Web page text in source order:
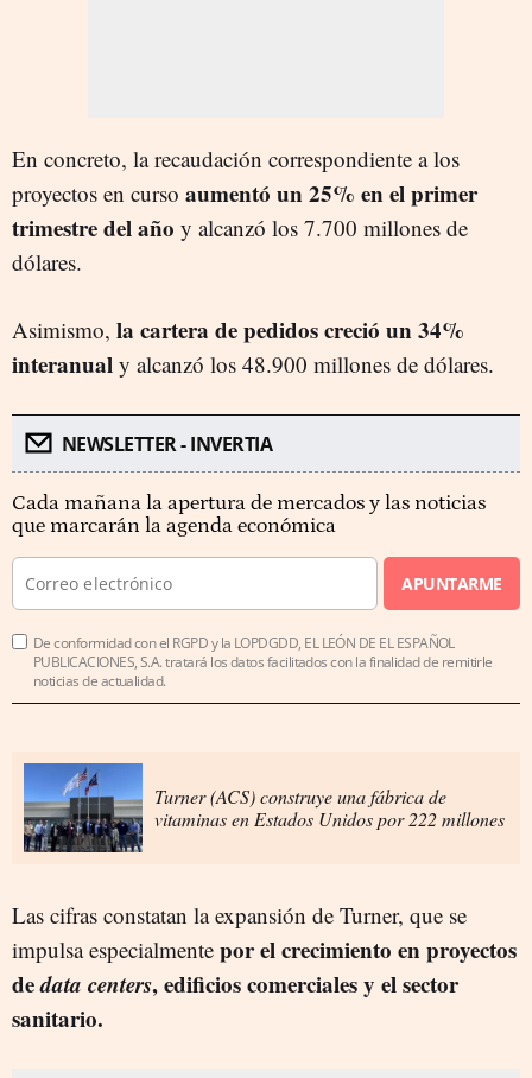
En concreto, la recaudación correspondiente a los
proyectos en curso aumentó un 25% en el primer
trimestre del año y alcanzó los 7.700 millones de
dólares.
Asimismo, la cartera de pedidos creció un 34%
interanual y alcanzó los 48.900 millones de dólares.
NEWSLETTER - INVERTIA
Cada mañana la apertura de mercados y las noticias
que marcarán la agenda económica
APUNTARME
De conformidad con el RGPD y la LOPDGDD, EL LEÓN DE EL ESPAÑOL
PUBLICACIONES, S.A. tratará los datos facilitados con la finalidad de remitirle
noticias de actualidad.
Turner (ACS) construye una fábrica de
vitaminas en Estados Unidos por 222 millones
Las cifras constatan la expansión de Turner, que se
impulsa especialmente por el crecimiento en proyectos
dedata centers, edificios comerciales y el sector
sanitario.